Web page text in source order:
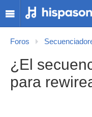
Foros
¿El
para